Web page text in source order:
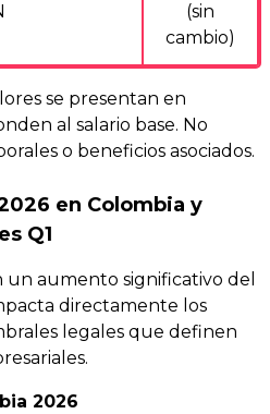
(sin
cambio)
se presentan en
al salario base. No
o beneficios asociados.
en Colombia y
Q1
un aumento significativo del
directamente los
legales que definen
2026